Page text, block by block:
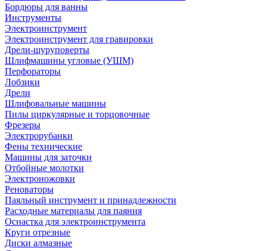
Бордюры для ванны
Инструменты
Электроинструмент
Электроинструмент для гравировки
Дрели-шуруповерты
Шлифмашины угловые (УШМ)
Перфораторы
Лобзики
Дрели
Шлифовальные машины
Пилы циркулярные и торцовочные
Фрезеры
Электрорубанки
Фены технические
Машины для заточки
Отбойные молотки
Электроножовки
Реноваторы
Паяльный инструмент и принадлежности
Расходные материалы для паяния
Оснастка для электроинструмента
Круги отрезные
Диски алмазные